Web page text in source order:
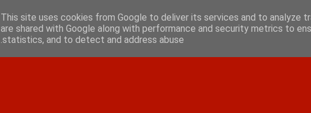
أعلن معانا اتصل بنا اقرأ الصحيفة PDF
This site uses cookies from Google to deliver its services and to analyze
are shared with Google along with performance and security metrics to
statistics, and to detect and address abuse.